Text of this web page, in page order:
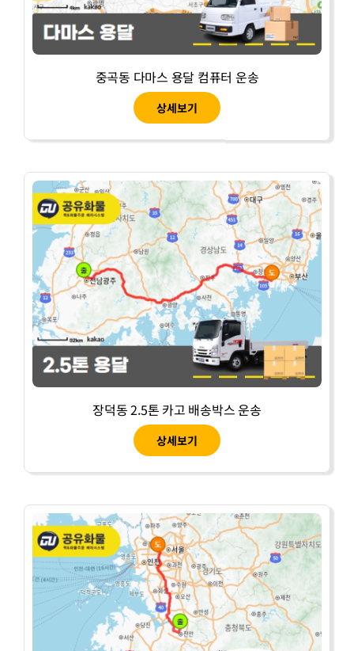
중곡동 다마스 용달 컴퓨터 운송
상세보기
장덕동 2.5톤 카고 배송박스 운송
상세보기